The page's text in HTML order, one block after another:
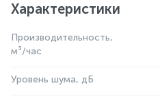
Характеристики
Производительность,
м³/час
Уровень шума, дБ